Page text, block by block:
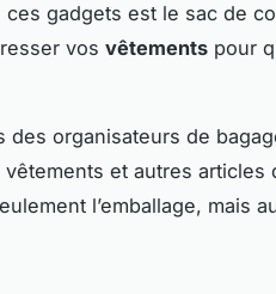
ces gadgets est le sac de
vos vêtements pour
des organisateurs de
et autres articles
l’emballage, mais